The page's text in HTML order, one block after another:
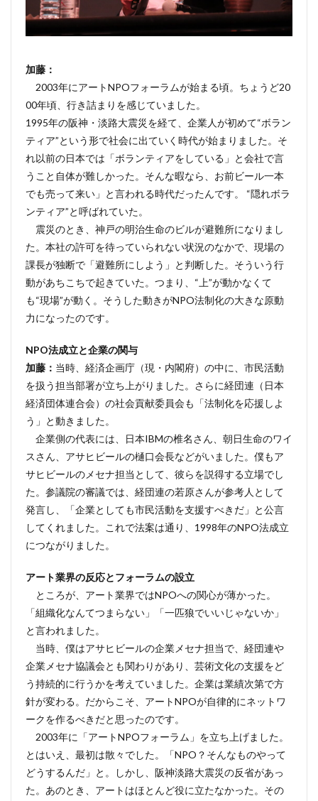
加藤：
2003年にアートNPOフォーラムが始まる頃。ちょうど20
00年頃、行き詰まりを感じていました。
1995年の阪神・淡路大震災を経て、企業人が初めて“ボラン
ティア”という形で社会に出ていく時代が始まりました。そ
れ以前の日本では「ボランティアをしている」と会社で言
うこと自体が難しかった。そんな暇なら、お前ビール一本
でも売って来い」と言われる時代だったんです。 “隠れボラ
ンティア”と呼ばれていた。
震災のとき、神戸の明治生命のビルが避難所になりまし
た。本社の許可を待っていられない状況のなかで、現場の
課長が独断で「避難所にしよう」と判断した。そういう行
動があちこちで起きていた。つまり、“上”が動かなくて
も“現場”が動く。そうした動きがNPO法制化の大きな原動
力になったのです。
NPO法成立と企業の関与
加藤： 当時、経済企画庁（現・内閣府）の中に、市民活動
を扱う担当部署が立ち上がりました。さらに経団連（日本
経済団体連合会）の社会貢献委員会も「法制化を応援しよ
う」と動きました。
企業側の代表には、日本IBMの椎名さん、朝日生命のワイ
スさん、アサヒビールの樋口会長などがいました。僕もア
サヒビールのメセナ担当として、彼らを説得する立場でし
た。参議院の審議では、経団連の若原さんが参考人として
発言し、「企業としても市民活動を支援すべきだ」と公言
してくれました。これで法案は通り、1998年のNPO法成立
につながりました。
アート業界の反応とフォーラムの設立
ところが、アート業界ではNPOへの関心が薄かった。
「組織化なんてつまらない」「一匹狼でいいじゃないか」
と言われました。
当時、僕はアサヒビールの企業メセナ担当で、経団連や
企業メセナ協議会とも関わりがあり、芸術文化の支援をど
う持続的に行うかを考えていました。企業は業績次第で方
針が変わる。だからこそ、アートNPOが自律的にネットワ
ークを作るべきだと思ったのです。
2003年に「アートNPOフォーラム」を立ち上げました。
とはいえ、最初は散々でした。「NPO？そんなものやって
どうするんだ」と。しかし、阪神淡路大震災の反省があっ
た。あのとき、アートはほとんど役に立たなかった。その